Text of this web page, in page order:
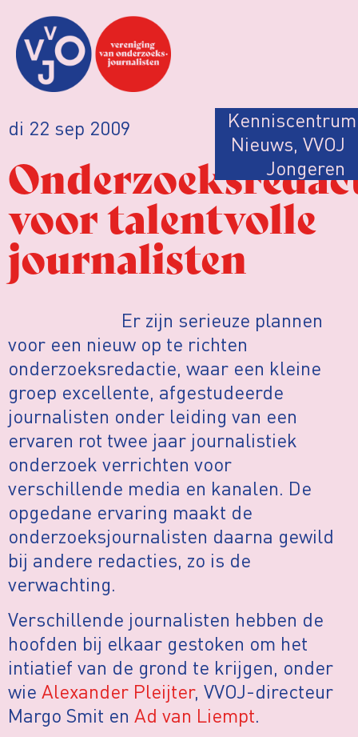
di 22 sep 2009 Kenniscentrum
Nieuws, VVOJ
Jongeren
voor talentvolle
journalisten
Er zijn serieuze plannen
voor een nieuw op te richten
onderzoeksredactie, waar een kleine
groep excellente, afgestudeerde
journalisten onder leiding van een
ervaren rot twee jaar journalistiek
onderzoek verrichten voor
verschillende media en kanalen. De
opgedane ervaring maakt de
onderzoeksjournalisten daarna gewild
bij andere redacties, zo is de
verwachting.
Verschillende journalisten hebben de
hoofden bij elkaar gestoken om het
intiatief van de grond te krijgen, onder
wie Alexander Pleijter, VVOJ-directeur
Margo Smit en Ad van Liempt.